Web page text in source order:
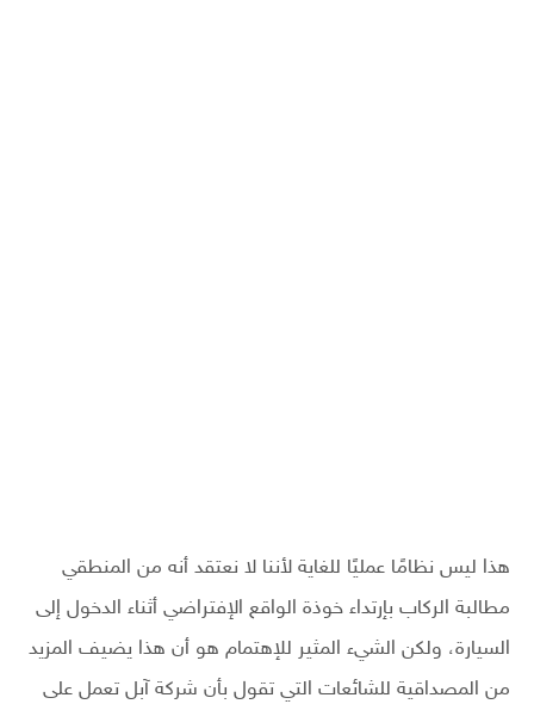
هذا ليس نظامًا عمليًا للغاية لأننا لا نعتقد أنه من المنطقي
مطالبة الركاب بإرتداء خوذة الواقع الإفتراضي أثناء الدخول إلى
السيارة، ولكن الشيء المثير للإهتمام هو أن هذا يضيف المزيد
من المصداقية للشائعات التي تقول بأن شركة آبل تعمل على